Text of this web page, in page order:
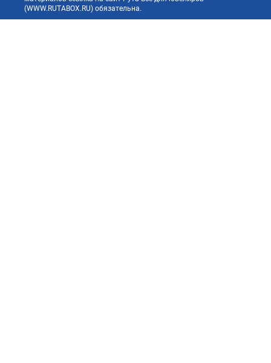
(WWW.RUTABOX.RU) обязательна.